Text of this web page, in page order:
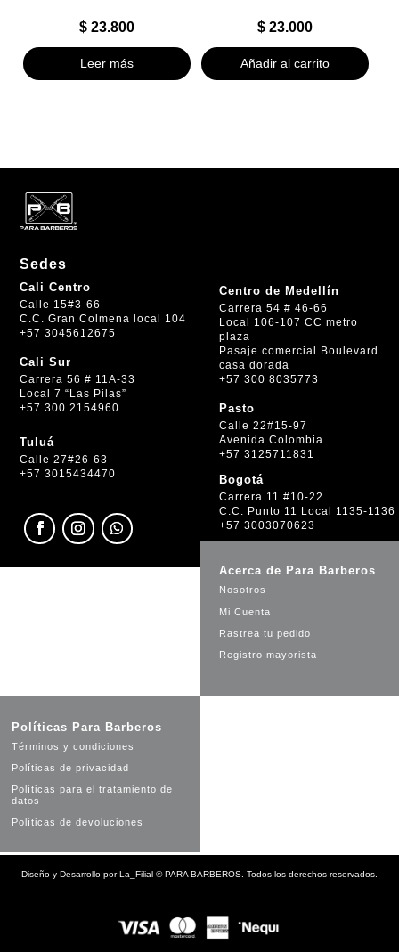
$23.800
Leer más
$23.000
Añadir al carrito
Sedes
Cali Centro
Calle 15#3-66
C.C. Gran Colmena local 104
+57 3045612675
Cali Sur
Carrera 56 # 11A-33
Local 7 “Las Pilas”
+57 300 2154960
Tuluá
Calle 27#26-63
+57 3015434470
Centro de Medellín
Carrera 54 # 46-66
Local 106-107 CC metro
plaza
Pasaje comercial Boulevard
casa dorada
+57 300 8035773
Pasto
Calle 22#15-97
Avenida Colombia
+57 3125711831
Bogotá
Carrera 11 #10-22
C.C. Punto 11 Local 1135-1136
+57 3003070623
Acerca de Para Barberos
Nosotros
Mi Cuenta
Rastrea tu pedido
Registro mayorista
Políticas Para Barberos
Términos y condiciones
Políticas de privacidad
Políticas para el tratamiento de
datos
Políticas de devoluciones
Diseño y Desarrollo porLa_Filial ©PARA BARBEROS. Todos los derechos reservados.